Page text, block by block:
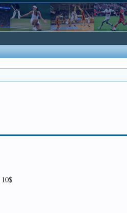
10$